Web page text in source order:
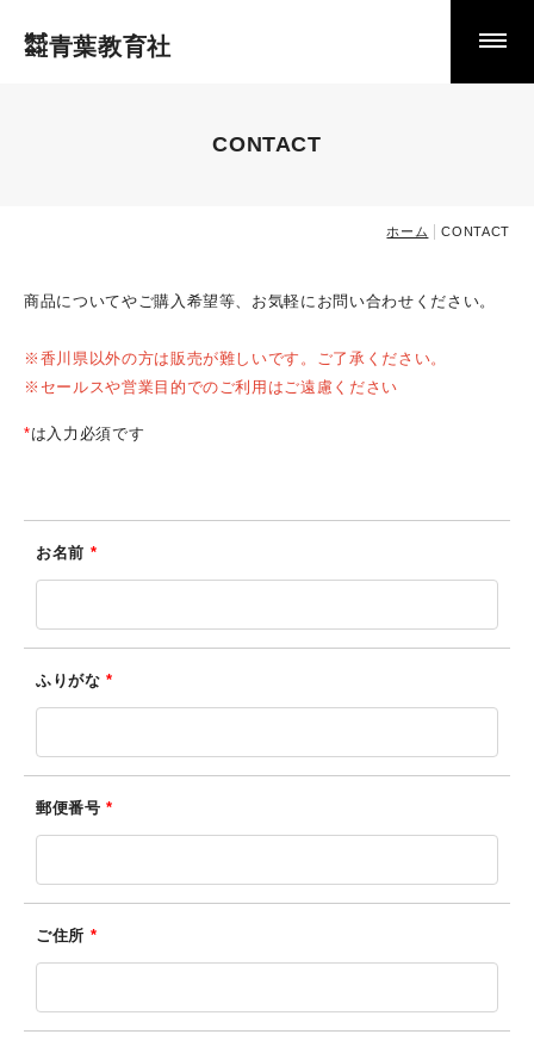
㍿青葉教育社
CONTACT
ホーム CONTACT
青葉教育社のホームページへようこそ
ﾄﾞ
営業カレンダー
よくあるご質問
PROFILE
ACCESS
商品についてやご購入希望等、お気軽にお問い合わせください。
※香川県以外の方は販売が難しいです。ご了承ください。
※セールスや営業目的でのご利用はご遠慮ください
*は入力必須です
お名前 *
ふりがな*
郵便番号*
ご住所 *